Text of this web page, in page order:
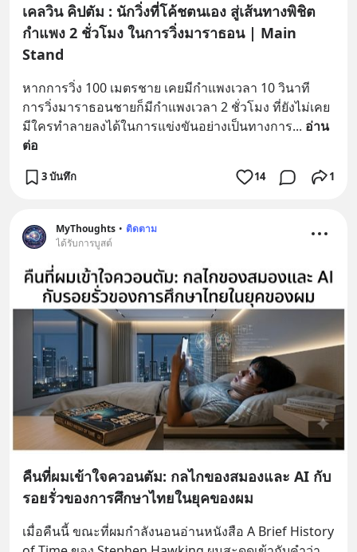
เคลวิน คิปตัม : นักวิ่งที่โค้ชตนเอง สู่เส้นทางพิชิต
กำแพง 2 ชั่วโมง ในการวิ่งมาราธอน | Main
Stand
หากการวิ่ง 100 เมตรชาย เคยมีกำแพงเวลา 10 วินาที
การวิ่งมาราธอนชายก็มีกำแพงเวลา 2 ชั่วโมง ที่ยังไม่เคย
มีใครทำลายลงได้ในการแข่งขันอย่างเป็นทางการ... อ่าน
ต่อ
3 บันทึก 14 1
MyThoughts • ติดตาม
ได้รับการบูสต์
คืนที่ผมเข้าใจควอนตัม: กลไกของสมองและ AI กับ
รอยรั่วของการศึกษาไทยในยุคของผม
เมื่อคืนนี้ ขณะที่ผมกำลังนอนอ่านหนังสือ A Brief History